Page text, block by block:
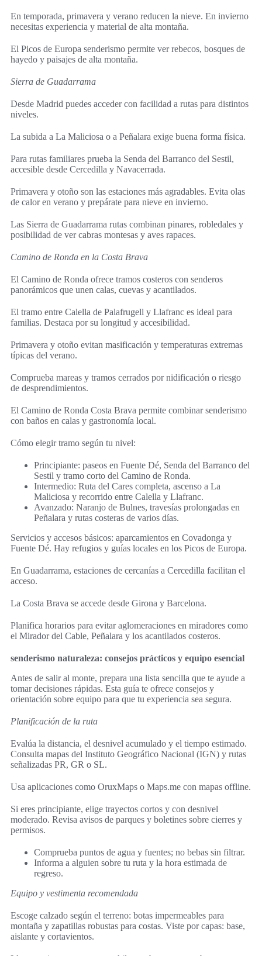
En temporada, primavera y verano reducen la nieve. En invierno
necesitas experiencia y material de alta montaña.
El Picos de Europa senderismo permite ver rebecos, bosques de
hayedo y paisajes de alta montaña.
Sierra de Guadarrama
Desde Madrid puedes acceder con facilidad a rutas para distintos
niveles.
La subida a La Maliciosa o a Peñalara exige buena forma física.
Para rutas familiares prueba la Senda del Barranco del Sestil,
accesible desde Cercedilla y Navacerrada.
Primavera y otoño son las estaciones más agradables. Evita olas
de calor en verano y prepárate para nieve en invierno.
Las Sierra de Guadarrama rutas combinan pinares, robledales y
posibilidad de ver cabras montesas y aves rapaces.
Camino de Ronda en la Costa Brava
El Camino de Ronda ofrece tramos costeros con senderos
panorámicos que unen calas, cuevas y acantilados.
El tramo entre Calella de Palafrugell y Llafranc es ideal para
familias. Destaca por su longitud y accesibilidad.
Primavera y otoño evitan masificación y temperaturas extremas
típicas del verano.
Comprueba mareas y tramos cerrados por nidificación o riesgo
de desprendimientos.
El Camino de Ronda Costa Brava permite combinar senderismo
con baños en calas y gastronomía local.
Cómo elegir tramo según tu nivel:
Principiante: paseos en Fuente Dé, Senda del Barranco del
Sestil y tramo corto del Camino de Ronda.
Intermedio: Ruta del Cares completa, ascenso a La
Maliciosa y recorrido entre Calella y Llafranc.
Avanzado: Naranjo de Bulnes, travesías prolongadas en
Peñalara y rutas costeras de varios días.
Servicios y accesos básicos: aparcamientos en Covadonga y
Fuente Dé. Hay refugios y guías locales en los Picos de Europa.
En Guadarrama, estaciones de cercanías a Cercedilla facilitan el
acceso.
La Costa Brava se accede desde Girona y Barcelona.
Planifica horarios para evitar aglomeraciones en miradores como
el Mirador del Cable, Peñalara y los acantilados costeros.
senderismo naturaleza: consejos prácticos y equipo esencial
Antes de salir al monte, prepara una lista sencilla que te ayude a
tomar decisiones rápidas. Esta guía te ofrece consejos y
orientación sobre equipo para que tu experiencia sea segura.
Planificación de la ruta
Evalúa la distancia, el desnivel acumulado y el tiempo estimado.
Consulta mapas del Instituto Geográfico Nacional (IGN) y rutas
señalizadas PR, GR o SL.
Usa aplicaciones como OruxMaps o Maps.me con mapas offline.
Si eres principiante, elige trayectos cortos y con desnivel
moderado. Revisa avisos de parques y boletines sobre cierres y
permisos.
Comprueba puntos de agua y fuentes; no bebas sin filtrar.
Informa a alguien sobre tu ruta y la hora estimada de
regreso.
Equipo y vestimenta recomendada
Escoge calzado según el terreno: botas impermeables para
montaña y zapatillas robustas para costas. Viste por capas: base,
aislante y cortavientos.